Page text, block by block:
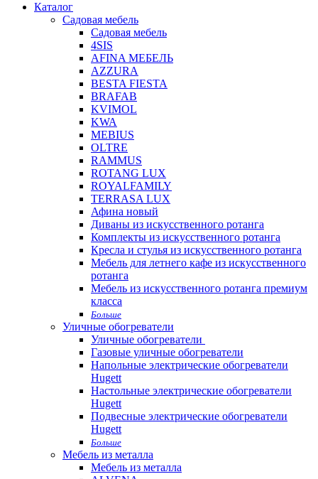
Каталог
Садовая мебель
Садовая мебель
4SIS
AFINA МЕБЕЛЬ
AZZURA
BESTA FIESTA
BRAFAB
KVIMOL
KWA
MEBIUS
OLTRE
RAMMUS
ROTANG LUX
ROYALFAMILY
TERRASA LUX
Афина новый
Диваны из искусственного ротанга
Комплекты из искусственного ротанга
Кресла и стулья из искусственного ротанга
Мебель для летнего кафе из искусственного
ротанга
Мебель из искусственного ротанга премиум
класса
Больше
Уличные обогреватели
Уличные обогреватели
Газовые уличные обогреватели
Напольные электрические обогреватели
Hugett
Настольные электрические обогреватели
Hugett
Подвесные электрические обогреватели
Hugett
Больше
Мебель из металла
Мебель из металла